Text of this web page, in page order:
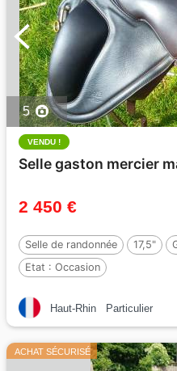
5
VENDU !
Selle gaston mercier
2 450 €
Selle de randonnée 17,5"
Etat : Occasion
Haut-Rhin Particulier
ACHAT SÉCURISÉ